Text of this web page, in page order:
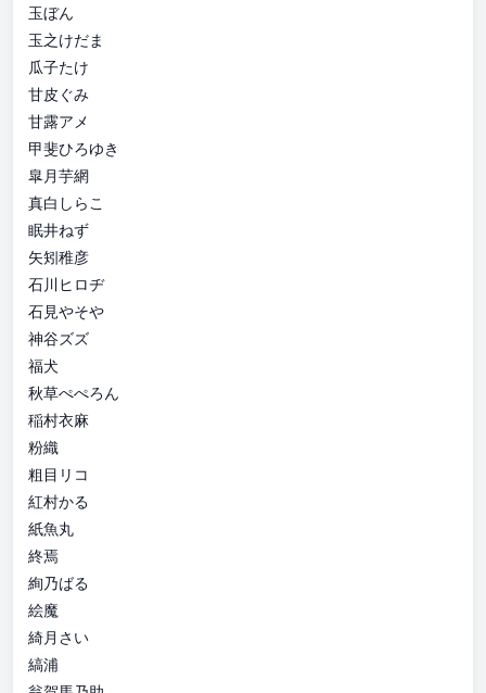
玉ぼん
玉之けだま
瓜子たけ
甘皮ぐみ
甘露アメ
甲斐ひろゆき
皐月芋網
真白しらこ
眠井ねず
矢矧稚彦
石川ヒロヂ
石見やそや
神谷ズズ
福犬
秋草ぺぺろん
稲村衣麻
粉織
粗目リコ
紅村かる
紙魚丸
終焉
絢乃ばる
絵魔
綺月さい
縞浦